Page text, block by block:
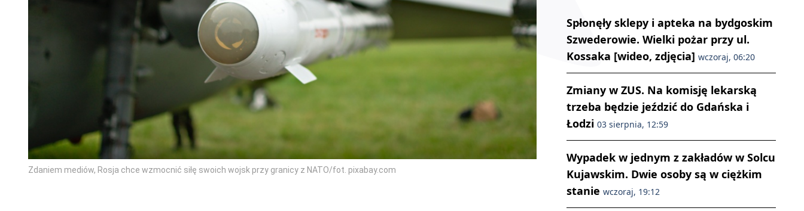
Zdaniem mediów, Rosja chce wzmocnić siłę swoich wojsk przy granicy z NATO/fot. pixabay.com
Spłonęły sklepy i apteka na bydgoskim
Szwederowie. Wielki pożar przy ul.
Kossaka [wideo, zdjęcia] wczoraj, 06:20
Zmiany w ZUS. Na komisję lekarską
trzeba będzie jeździć do Gdańska i
Łodzi 03 sierpnia, 12:59
Wypadek w jednym z zakładów w Solcu
Kujawskim. Dwie osoby są w ciężkim
stanie wczoraj, 19:12